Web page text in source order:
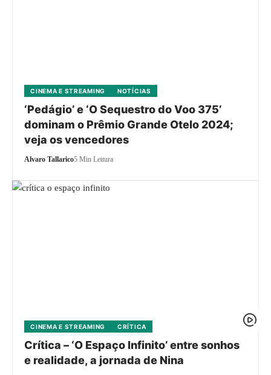
CINEMA E STREAMING NOTÍCIAS
‘Pedágio’ e ‘O Sequestro do Voo 375’
dominam o Prêmio Grande Otelo 2024;
veja os vencedores
Alvaro Tallarico5 Min Leitura
CINEMA E STREAMING CRÍTICA
Crítica – ‘O Espaço Infinito’ entre sonhos
e realidade, a jornada de Nina